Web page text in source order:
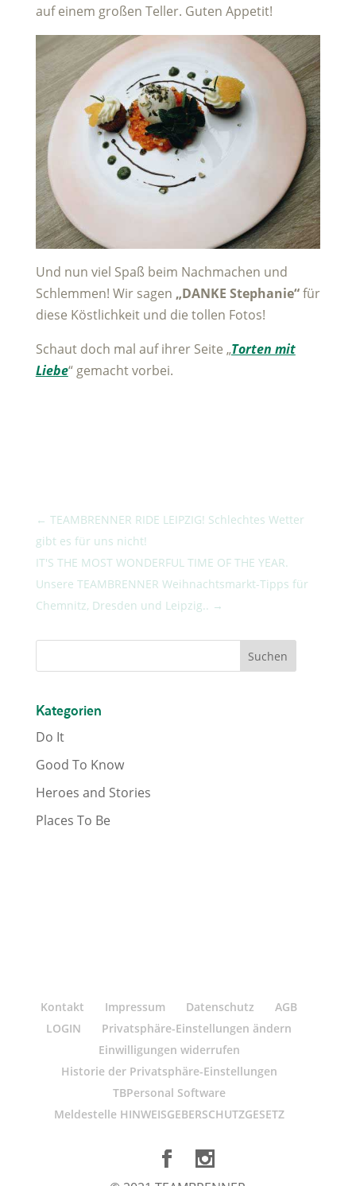
auf einem großen Teller. Guten Appetit!
Und nun viel Spaß beim Nachmachen und
Schlemmen! Wir sagen „DANKE Stephanie“für
diese Köstlichkeit und die tollen Fotos!
Schaut doch mal auf ihrer Seite „Torten mit
Liebe“ gemacht vorbei.
← TEAMBRENNER RIDE LEIPZIG! Schlechtes Wetter
gibt es für uns nicht!
IT'S THE MOST WONDERFUL TIME OF THE YEAR.
Unsere TEAMBRENNER Weihnachtsmarkt-Tipps für
Chemnitz, Dresden und Leipzig.. →
Kategorien
Do It
Good To Know
Heroes and Stories
Places To Be
Kontakt Impressum Datenschutz
AGB
LOGIN
Privatsphäre-Einstellungen ändern
Einwilligungen widerrufen
Historie der Privatsphäre-Einstellungen
TBPersonal Software
Meldestelle HINWEISGEBERSCHUTZGESETZ